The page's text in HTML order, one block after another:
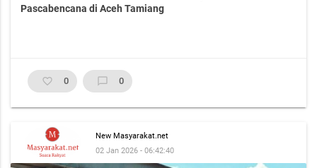
Pascabencana di Aceh Tamiang
favorite_border 0 chat_bubble_outline 0
New Masyarakat.net
02 Jan 2026 - 06:42:40